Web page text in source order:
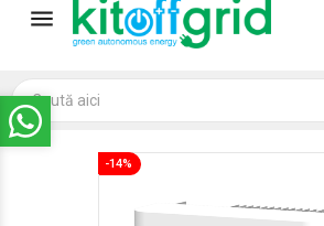

-14%
-14%